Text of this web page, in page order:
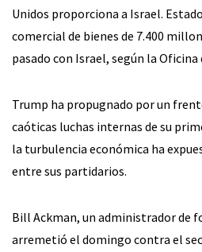
Unidos proporciona a Israel.
comercial de bienes de 7.400
pasado con Israel, según la Oficina
Trump ha propugnado por un
caóticas luchas internas de su
la turbulencia económica ha
entre sus partidarios.
Bill Ackman, un administrador de
arremetió el domingo contra el